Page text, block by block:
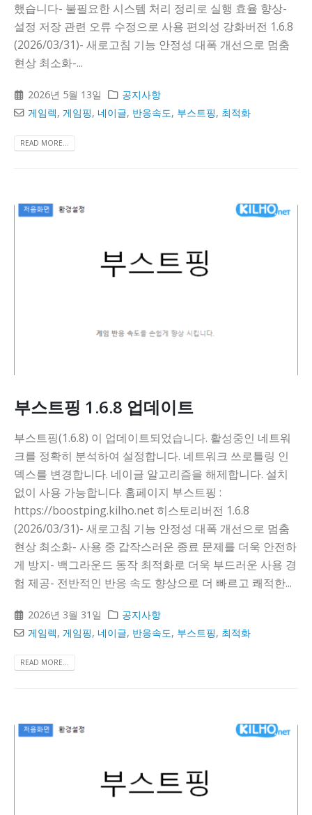
했습니다- 불필요한 시스템 처리 정리로 실행 효율 향상-
설정 저장 관련 오류 수정으로 사용 편의성 강화버전 1.6.8
(2026/03/31)- 새로고침 기능 안정성 대폭 개선으로 멈춤
현상 최소화-...
2026년 5월 13일
공지사항
게임렉,게임핑, 네이글, 반응속도, 부스트핑, 최적화
READ MORE...
부스트핑 1.6.8 업데이트
부스트핑(1.6.8) 이 업데이트되었습니다. 활성중인 네트워
크를 정확히 분석하여 설정합니다. 네트워크 쓰로틀링 인
덱스를 변경합니다. 네이글 알고리즘을 해제합니다. 설치
없이 사용 가능합니다. 홈페이지 부스트핑 :
https://boostping.kilho.net 히스토리버전 1.6.8
(2026/03/31)- 새로고침 기능 안정성 대폭 개선으로 멈춤
현상 최소화- 사용 중 갑작스러운 종료 문제를 더욱 안전하
게 방지- 백그라운드 동작 최적화로 더욱 부드러운 사용 경
험 제공- 전반적인 반응 속도 향상으로 더 빠르고 쾌적한...
2026년 3월 31일
공지사항
게임렉, 게임핑, 네이글, 반응속도, 부스트핑, 최적화
READ MORE...